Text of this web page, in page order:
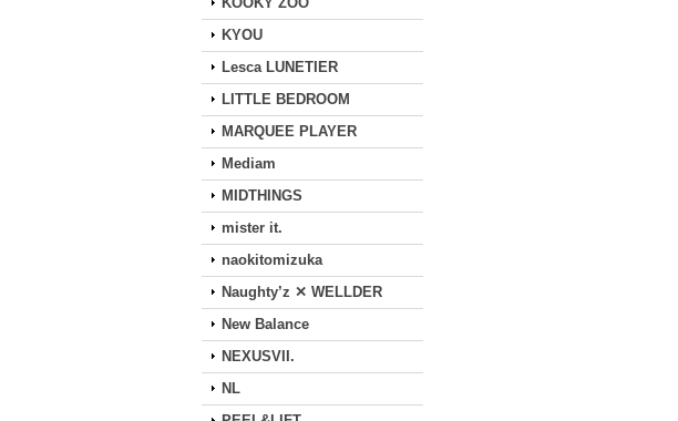
KYOU
Lesca LUNETIER
LITTLE BEDROOM
MARQUEE PLAYER
Mediam
MIDTHINGS
mister it.
naokitomizuka
Naughty’z ✕ WELLDER
New Balance
NEXUSVII.
NL